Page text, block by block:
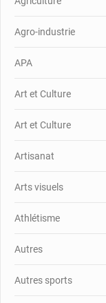
Agro-industrie
APA
Art et Culture
Art et Culture
Artisanat
Arts visuels
Athlétisme
Autres
Autres sports